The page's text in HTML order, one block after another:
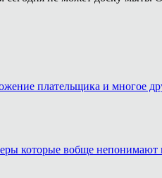
плательщика и многое
которые вобще непонимают